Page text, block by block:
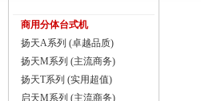
商用分体台式机
扬天A系列 (卓越品质)
扬天M系列 (主流商务)
扬天T系列 (实用超值)
启天M系列 (主流商务)